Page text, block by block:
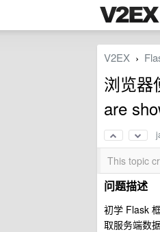
V2EX ›
浏览器
are
This topic
问题描述
初学 Flask
取服务端数